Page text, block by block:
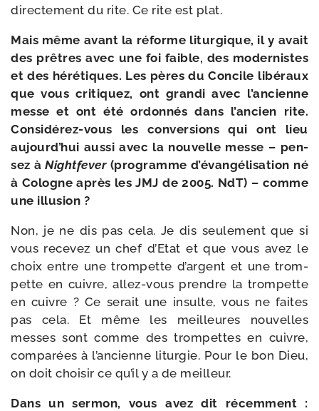
direc­te­ment du rite. Ce rite est plat.
Mais même avant la réforme litur­gique, il y avait
des prêtres avec une foi faible, des moder­nistes
et des héré­tiques. Les pères du Concile libé­raux
que vous cri­ti­quez, ont gran­di avec l’an­cienne
messe et ont été ordon­nés dans l’an­cien rite.
Considérez-​vous les conver­sions qui ont lieu
aujourd’­hui aus­si avec la nou­velle messe – pen­
sez àNightfever(pro­gramme d’évangélisation né
à Cologne après les JMJ de 2005. NdT) – comme
une illusion ?
Non, je ne dis pas cela. Je dis seule­ment que si
vous rece­vez un chef d’Etat et que vous avez le
choix entre une trom­pette d’argent et une trom­
pette en cuivre, allez-​vous prendre la trom­pette
en cuivre ? Ce serait une insulte, vous ne faites
pas cela. Et même les meilleures nou­velles
messes sont comme des trom­pettes en cuivre,
com­pa­rées à l’an­cienne litur­gie. Pour le bon Dieu,
on doit choi­sir ce qu’il y a de meilleur.
Dans un ser­mon, vous avez dit récem­ment :